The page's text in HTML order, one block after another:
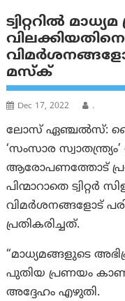
ട്വിറ്ററിൽ
മസ്‌ക്
Dec 17, 2022 .
ലോസ് ഏഞ്ചൽസ്:
‘സംസാര
ആരോപണത്തോട്
പിന്മാറാതെ ട്വിറ്റർ
വിമർശനങ്ങളോട്
പ്രതികരിച്ചത്.
“മാധ്യമങ്ങളുടെ
പുതിയ പ്രണയം
അദ്ദേഹം എഴുതി.